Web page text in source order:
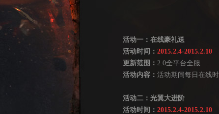
活动一：在线豪礼送
活动时间： 2015.2.4-2015.2.10
更新范围： 2.0全平台全服
活动内容： 活动期间每日在线
活动二：光翼大进阶
活动时间： 2015.2.4-2015.2.10